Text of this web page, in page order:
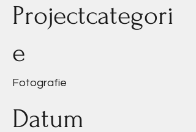
Projectcategori
e
Fotografie
Datum